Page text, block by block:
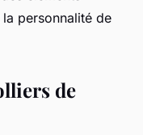
personnalité de
de